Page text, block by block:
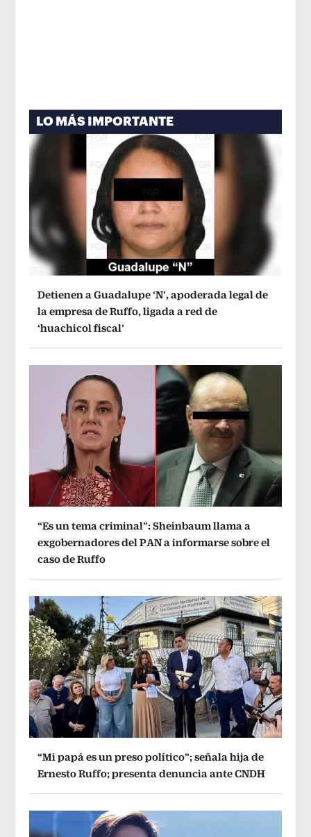
LO MÁS IMPORTANTE
Detienen a Guadalupe ‘N’, apoderada legal de
la empresa de Ruffo, ligada a red de
‘huachicol fiscal’
“Es un tema criminal”: Sheinbaum llama a
exgobernadores del PAN a informarse sobre el
caso de Ruffo
“Mi papá es un preso político”; señala hija de
Ernesto Ruffo; presenta denuncia ante CNDH